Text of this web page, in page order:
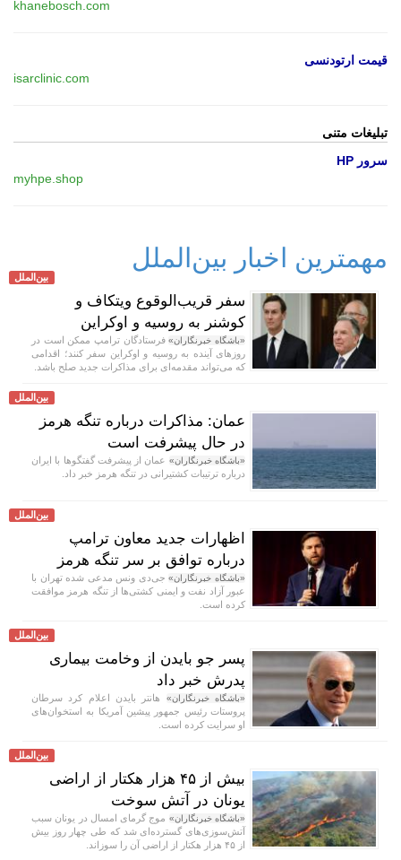
khanebosch.com
قیمت ارتودنسی
isarclinic.com
تبلیغات متنی
سرور HP
myhpe.shop
مهمترین اخبار بین‌الملل
بین‌الملل
سفر قریب‌الوقوع ویتکاف و
کوشنر به روسیه و اوکراین
«باشگاه خبرنگاران»فرستادگان ترامپ ممکن است در
روز‌های آینده به روسیه و اوکراین سفر کنند؛ اقدامی
که می‌تواند مقدمه‌ای برای مذاکرات جدید صلح باشد.
بین‌الملل
عمان: مذاکرات درباره تنگه هرمز
در حال پیشرفت است
«باشگاه خبرنگاران» عمان از پیشرفت گفتگوها با ایران
درباره ترتیبات کشتیرانی در تنگه هرمز خبر داد.
بین‌الملل
اظهارات جدید معاون ترامپ
درباره توافق بر سر تنگه هرمز
«باشگاه خبرنگاران»جی‌دی ونس مدعی شده تهران با
عبور آزاد نفت و ایمنی کشتی‌ها از تنگه هرمز موافقت
کرده است.
بین‌الملل
پسر جو بایدن از وخامت بیماری
پدرش خبر داد
«باشگاه خبرنگاران» هانتر بایدن اعلام کرد سرطان
پروستات رئیس جمهور پیشین آمریکا به استخوان‌های
او سرایت کرده است.
بین‌الملل
بیش از ۴۵ هزار هکتار از اراضی
یونان در آتش سوخت
«باشگاه خبرنگاران» موج گرمای امسال در یونان سبب
آتش‌سوزی‌های گسترده‌ای شد که طی چهار روز بیش
از ۴۵ هزار هکتار از اراضی آن را سوزاند.